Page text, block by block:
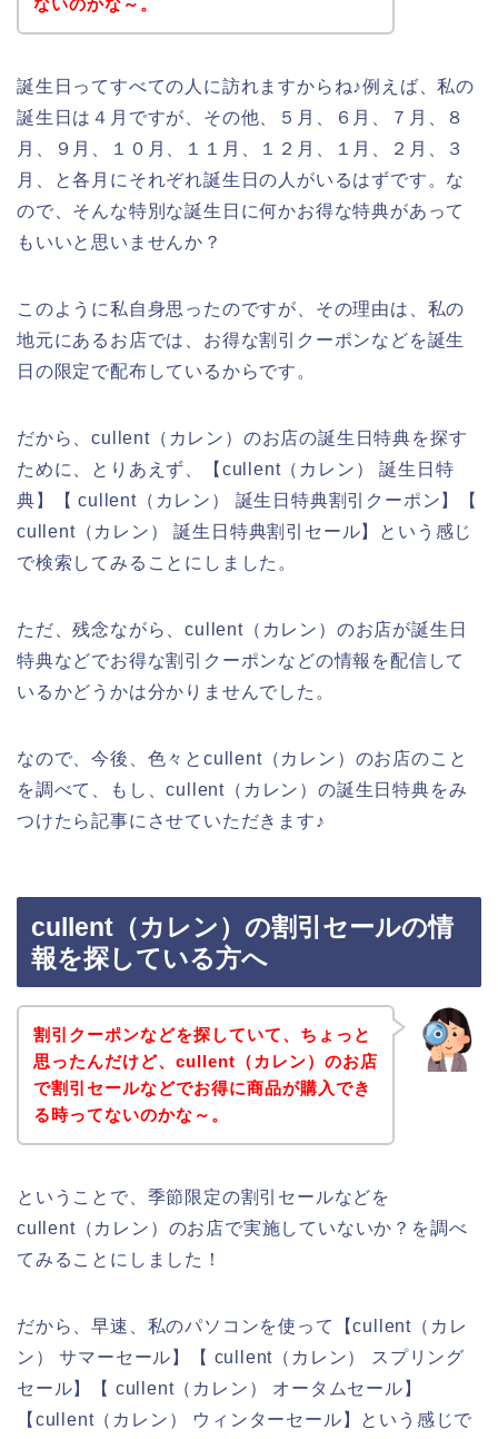
ないのかな～。
誕生日ってすべての人に訪れますからね♪例えば、私の
誕生日は４月ですが、その他、５月、６月、７月、８
月、９月、１０月、１１月、１２月、１月、２月、３
月、と各月にそれぞれ誕生日の人がいるはずです。な
ので、そんな特別な誕生日に何かお得な特典があって
もいいと思いませんか？
このように私自身思ったのですが、その理由は、私の
地元にあるお店では、お得な割引クーポンなどを誕生
日の限定で配布しているからです。
だから、cullent（カレン）のお店の誕生日特典を探す
ために、とりあえず、【cullent（カレン） 誕生日特
典】【 cullent（カレン） 誕生日特典割引クーポン】【
cullent（カレン） 誕生日特典割引セール】という感じ
で検索してみることにしました。
ただ、残念ながら、cullent（カレン）のお店が誕生日
特典などでお得な割引クーポンなどの情報を配信して
いるかどうかは分かりませんでした。
なので、今後、色々とcullent（カレン）のお店のこと
を調べて、もし、cullent（カレン）の誕生日特典をみ
つけたら記事にさせていただきます♪
cullent（カレン）の割引セールの情
報を探している方へ
割引クーポンなどを探していて、ちょっと
思ったんだけど、cullent（カレン）のお店
で割引セールなどでお得に商品が購入でき
る時ってないのかな～。
ということで、季節限定の割引セールなどを
cullent（カレン）のお店で実施していないか？を調べ
てみることにしました！
だから、早速、私のパソコンを使って【cullent（カレ
ン） サマーセール】【 cullent（カレン） スプリング
セール】【 cullent（カレン） オータムセール】
【cullent（カレン） ウィンターセール】という感じで